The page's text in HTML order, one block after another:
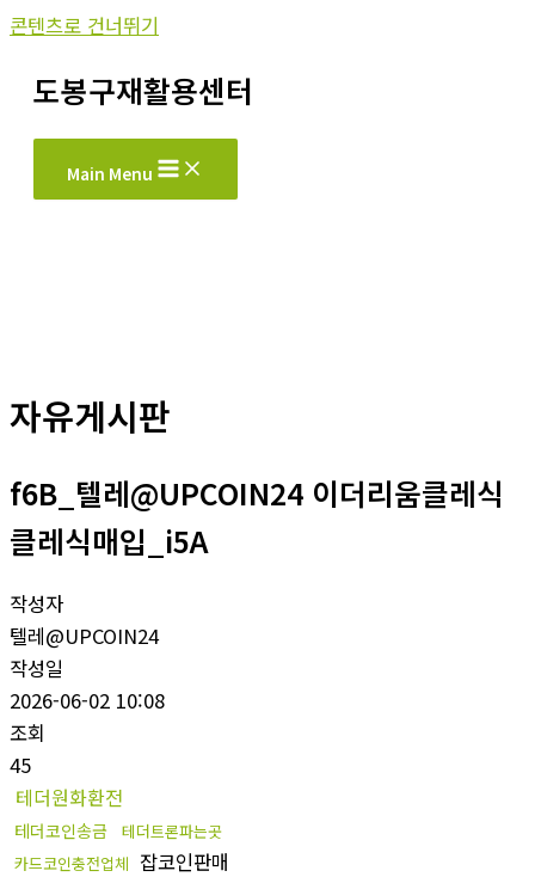
콘텐츠로 건너뛰기
도봉구재활용센터
Main Menu
자유게시판
f6B_텔레@UPCOIN24 이더리움클레식
클레식매입_i5A
작성자
텔레@UPCOIN24
작성일
2026-06-02 10:08
조회
45
테더원화환전
테더코인송금
테더트론파는곳
카드코인충전업체 잡코인판매